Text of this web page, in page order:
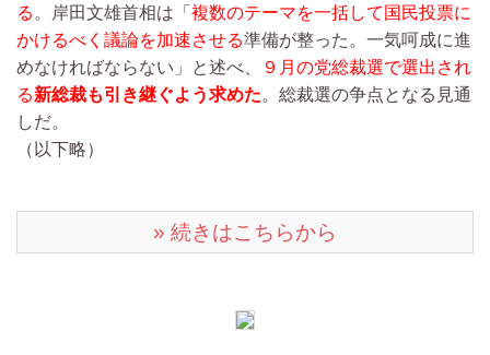
る 。岸田文雄首相は「 複数のテーマを一括して国民投票に
かけるべく議論を加速させる準備が整った。一気呵成に進
めなければならない」と述べ、
９月の党総裁選で選出され
る新総裁も引き継ぐよう求めた。総裁選の争点となる見通
しだ。
（以下略）
» 続きはこちらから